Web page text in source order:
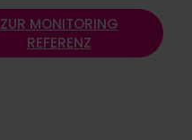
ZUR MONITORING
REFERENZ